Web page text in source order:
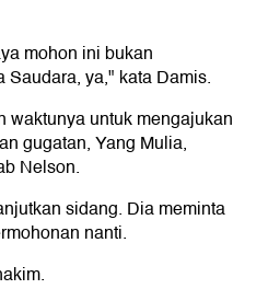
mohon ini bukan
ya," kata Damis.
waktunya untuk mengajukan
gugatan, Yang Mulia,
Nelson.
sidang. Dia meminta
nanti.